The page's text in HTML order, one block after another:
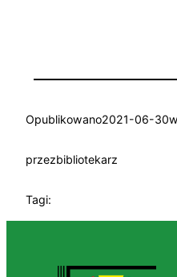
Opublikowano2021-06-30w
przezbibliotekarz
Tagi: